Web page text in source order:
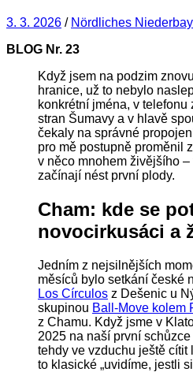
3. 3. 2026 / Nördliches
BLOG Nr. 23
Když jsem na podzim
hranice, už to nebylo
konkrétní jména, v telefonu
stran Šumavy a v hlavě
čekaly na správné
pro mě postupně proměnil
v něco mnohem živějšího
začínají nést první plody.
Cham: kde se
novocirkusáci a
Jedním z nejsilnějších
měsíců bylo setkání české
Los Círculos z Dešenic u
skupinou Ball-Move kolem
z Chamu. Když jsme v
2025 na naší první
tehdy ve vzduchu ještě cítit
to klasické „uvidíme, jestli